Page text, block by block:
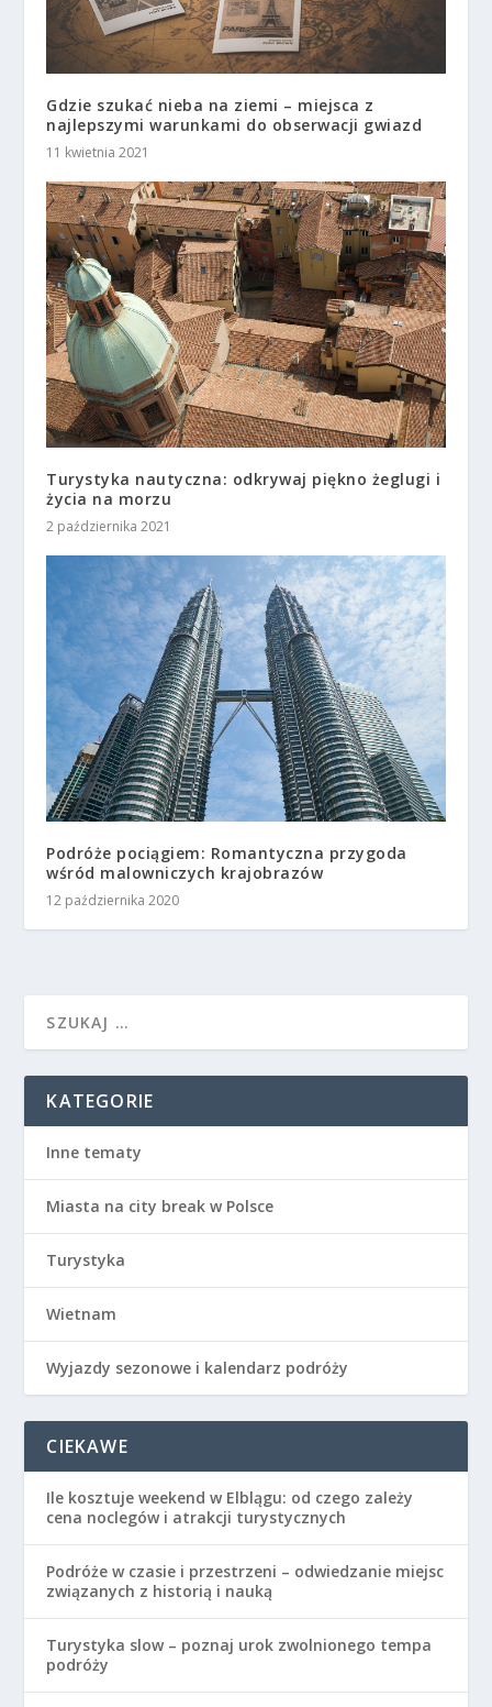
Gdzie szukać nieba na ziemi – miejsca z
najlepszymi warunkami do obserwacji gwiazd
11 kwietnia 2021
Turystyka nautyczna: odkrywaj piękno żeglugi i
życia na morzu
2 października 2021
Podróże pociągiem: Romantyczna przygoda
wśród malowniczych krajobrazów
12 października 2020
KATEGORIE
Inne tematy
Miasta na city break w Polsce
Turystyka
Wietnam
Wyjazdy sezonowe i kalendarz podróży
CIEKAWE
Ile kosztuje weekend w Elblągu: od czego zależy
cena noclegów i atrakcji turystycznych
Podróże w czasie i przestrzeni – odwiedzanie miejsc
związanych z historią i nauką
Turystyka slow – poznaj urok zwolnionego tempa
podróży